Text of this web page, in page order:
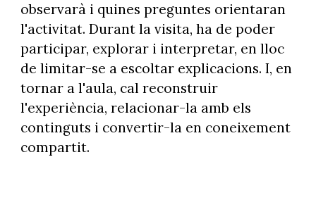
observarà i quines preguntes orientaran
l'activitat. Durant la visita, ha de poder
participar, explorar i interpretar, en lloc
de limitar-se a escoltar explicacions. I, en
tornar a l'aula, cal reconstruir
l'experiència, relacionar-la amb els
continguts i convertir-la en coneixement
compartit.